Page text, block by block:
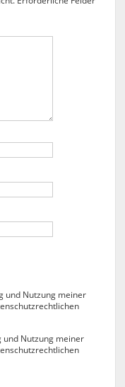
und Nutzung meiner
und Nutzung meiner